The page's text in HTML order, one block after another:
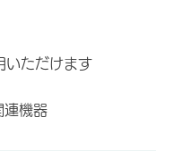
いただけます
連機器